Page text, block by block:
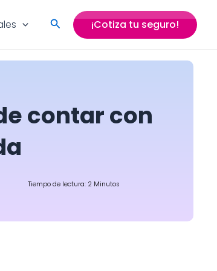
Search ¡Cotiza tu seguro!
contar con
Tiempo de lectura: 2 Minutos